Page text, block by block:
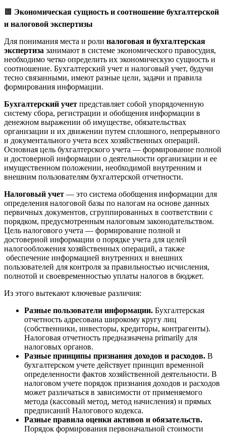
🟧 Экономическая сущность и соотношение бухгалтерской
и налоговой экспертизы
Для понимания места и роли налоговая и бухгалтерская
экспертиза занимают в системе экономического правосудия,
необходимо четко определить их экономическую сущность и
соотношение. Бухгалтерский учет и налоговый учет, будучи
тесно связанными, имеют разные цели, задачи и правила
формирования информации.
Бухгалтерский учет представляет собой упорядоченную
систему сбора, регистрации и обобщения информации в
денежном выражении об имуществе, обязательствах
организации и их движении путем сплошного, непрерывного
и документального учета всех хозяйственных операций.
Основная цель бухгалтерского учета — формирование полной
и достоверной информации о деятельности организации и ее
имущественном положении, необходимой внутренним и
внешним пользователям бухгалтерской отчетности.
Налоговый учет — это система обобщения информации для
определения налоговой базы по налогам на основе данных
первичных документов, сгруппированных в соответствии с
порядком, предусмотренным налоговым законодательством.
Цель налогового учета — формирование полной и
достоверной информации о порядке учета для целей
налогообложения хозяйственных операций, а также
обеспечение информацией внутренних и внешних
пользователей для контроля за правильностью исчисления,
полнотой и своевременностью уплаты налогов в бюджет.
Из этого вытекают ключевые различия:
Разные пользователи информации. Бухгалтерская
отчетность адресована широкому кругу лиц
(собственники, инвесторы, кредиторы, контрагенты).
Налоговая отчетность предназначена primarily для
налоговых органов.
Разные принципы признания доходов и расходов. В
бухгалтерском учете действует принцип временной
определенности фактов хозяйственной деятельности. В
налоговом учете порядок признания доходов и расходов
может различаться в зависимости от применяемого
метода (кассовый метод, метод начисления) и прямых
предписаний Налогового кодекса.
Разные правила оценки активов и обязательств.
Порядок формирования первоначальной стоимости